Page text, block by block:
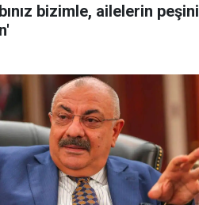
bizimle, ailelerin peşini